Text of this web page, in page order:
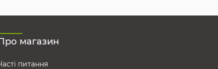
магазин
питання